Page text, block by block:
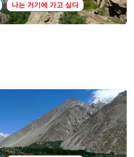
나는 거기에 가고 싶다